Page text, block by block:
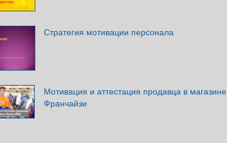
Стратегия мотивации персонала
Мотивация и аттестация продавца в магазине
Франчайзи